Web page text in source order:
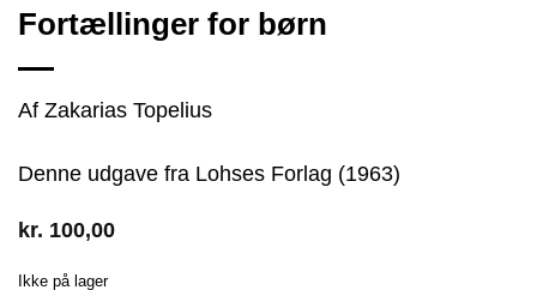
Fortællinger for børn
Af Zakarias Topelius
Denne udgave fra Lohses Forlag (1963)
kr. 100,00
Ikke på lager